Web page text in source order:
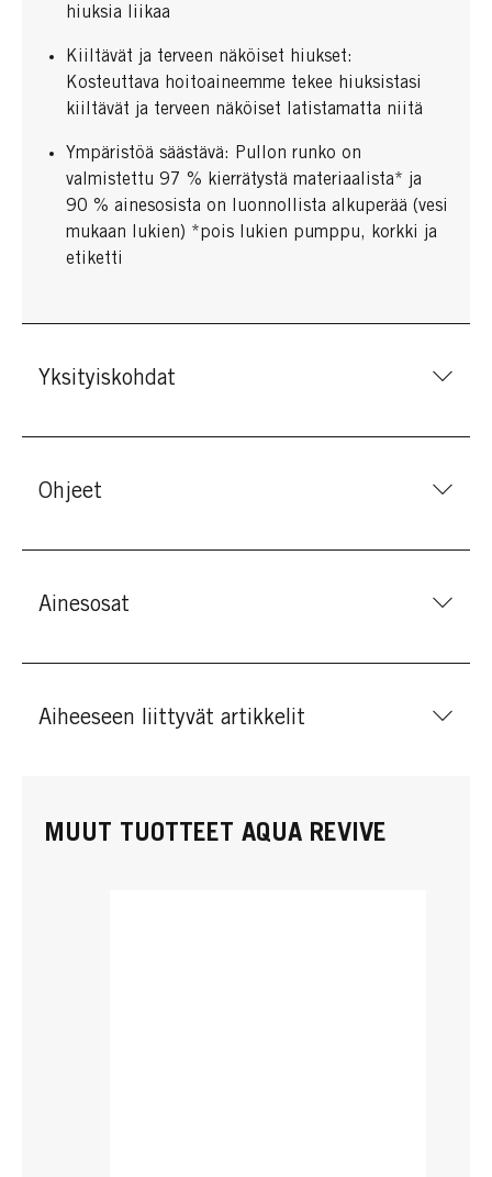
hiuksia liikaa
Kiiltävät ja terveen näköiset hiukset:
Kosteuttava hoitoaineemme tekee hiuksistasi
kiiltävät ja terveen näköiset latistamatta niitä
Ympäristöä säästävä: Pullon runko on
valmistettu 97 % kierrätystä materiaalista* ja
90 % ainesosista on luonnollista alkuperää (vesi
mukaan lukien) *pois lukien pumppu, korkki ja
etiketti
Yksityiskohdat
Ohjeet
Ainesosat
Aiheeseen liittyvät artikkelit
MUUT TUOTTEET AQUA REVIVE